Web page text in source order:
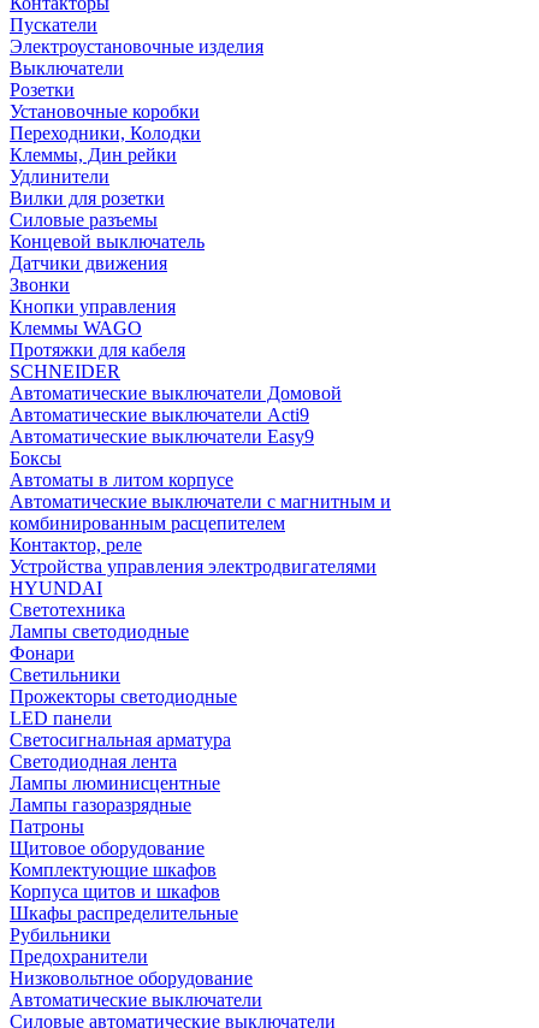
Пускатели
Электроустановочные изделия
Выключатели
Розетки
Установочные коробки
Переходники, Колодки
Клеммы, Дин рейки
Удлинители
Вилки для розетки
Силовые разъемы
Концевой выключатель
Датчики движения
Звонки
Кнопки управления
Клеммы WAGO
Протяжки для кабеля
SCHNEIDER
Автоматические выключатели Домовой
Автоматические выключатели Acti9
Автоматические выключатели Easy9
Боксы
Автоматы в литом корпусе
Автоматические выключатели с магнитным и
комбинированным расцепителем
Контактор, реле
Устройства управления электродвигателями
HYUNDAI
Светотехника
Лампы светодиодные
Фонари
Светильники
Прожекторы светодиодные
LED панели
Светосигнальная арматура
Светодиодная лента
Лампы люминисцентные
Лампы газоразрядные
Патроны
Щитовое оборудование
Комплектующие шкафов
Корпуса щитов и шкафов
Шкафы распределительные
Рубильники
Предохранители
Низковольтное оборудование
Автоматические выключатели
Силовые автоматические выключатели